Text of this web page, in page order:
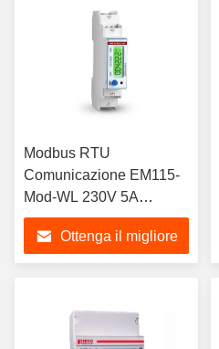
Modbus RTU
Comunicazione EM115-
Mod-WL 230V 5A
Misuratori intelligenti
senza fili monofase
Ottenga il migliore